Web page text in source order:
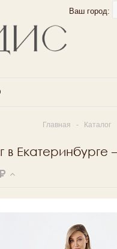
Ваш город:
Главная - Каталог
в